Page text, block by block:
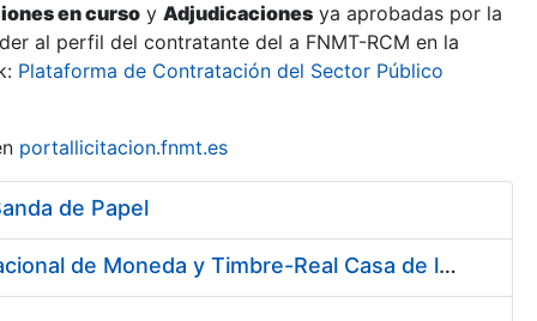
en curso y Adjudicaciones ya aprobadas por la
al perfil del contratante del a FNMT-RCM en la
Plataforma de Contratación del Sector Público
portallicitacion.fnmt.es
de Papel
Contratación de Sistema de Licitación Electrónica en la Fábrica Nacional de Moneda y Timbre-Real Casa de la Moneda